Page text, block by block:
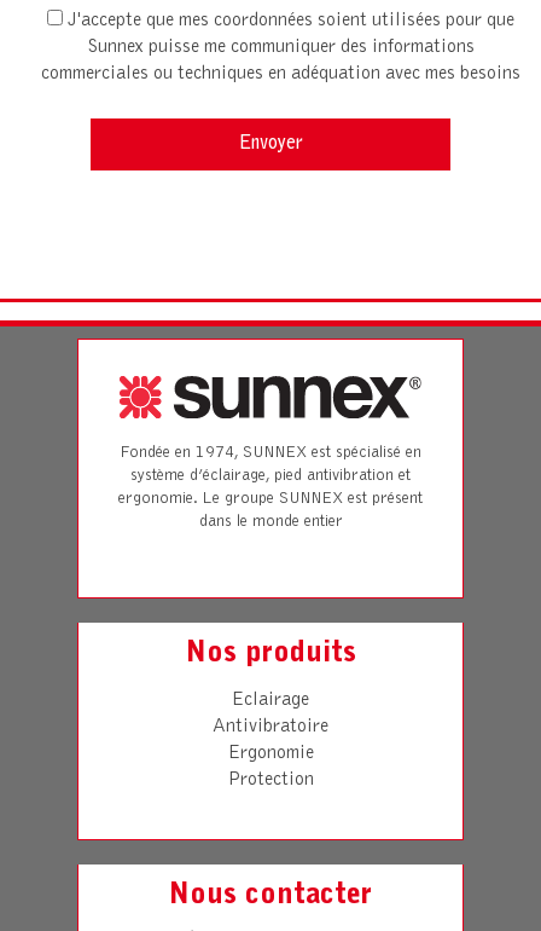
J'accepte que mes coordonnées soient utilisées pour que
Sunnex puisse me communiquer des informations
commerciales ou techniques en adéquation avec mes besoins
Fondée en 1974, SUNNEX est spécialisé en
système d’éclairage, pied antivibration et
ergonomie. Le groupe SUNNEX est présent
dans le monde entier
Nos produits
Eclairage
Antivibratoire
Ergonomie
Protection
Nous contacter